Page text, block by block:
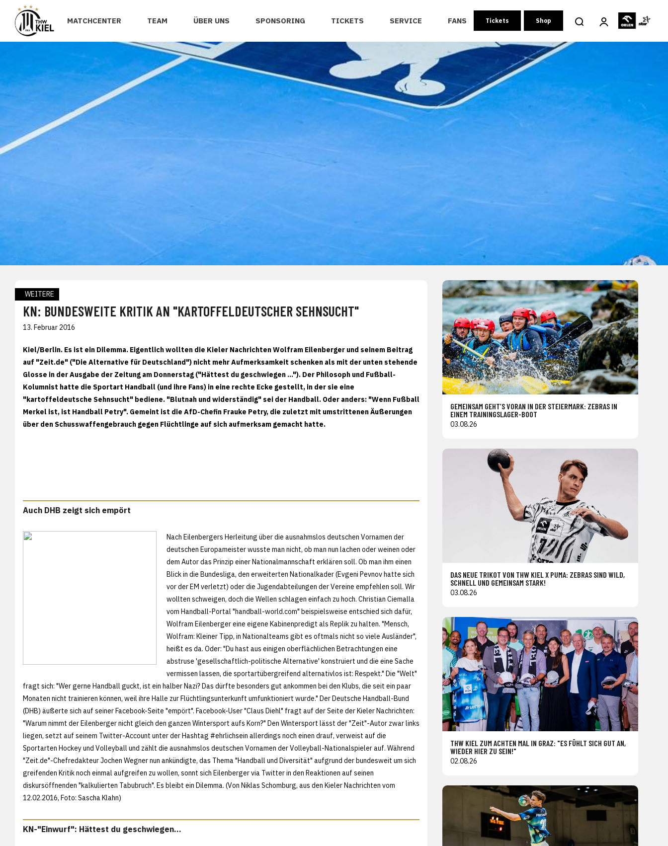
MATCHCENTER TEAM ÜBER UNS SPONSORING TICKETS SERVICE FANS Tickets Shop
WEITERE
KN: BUNDESWEITE KRITIK AN "KARTOFFELDEUTSCHER SEHNSUCHT"
13. Februar 2016
Kiel/Berlin. Es ist ein Dilemma. Eigentlich wollten die Kieler Nachrichten Wolfram Eilenberger und seinem Beitrag
auf "Zeit.de" ("Die Alternative für Deutschland") nicht mehr Aufmerksamkeit schenken als mit der unten stehende
Glosse in der Ausgabe der Zeitung am Donnerstag ("Hättest du geschwiegen ..."). Der Philosoph und Fußball-
Kolumnist hatte die Sportart Handball (und ihre Fans) in eine rechte Ecke gestellt, in der sie eine
"kartoffeldeutsche Sehnsucht" bediene. "Blutnah und widerständig" sei der Handball. Oder anders: "Wenn Fußball
Merkel ist, ist Handball Petry". Gemeint ist die AfD-Chefin Frauke Petry, die zuletzt mit umstrittenen Äußerungen
über den Schusswaffengebrauch gegen Flüchtlinge auf sich aufmerksam gemacht hatte.
Auch DHB zeigt sich empört
Nach Eilenbergers Herleitung über die ausnahmslos deutschen Vornamen der
deutschen Europameister wusste man nicht, ob man nun lachen oder weinen oder
dem Autor das Prinzip einer Nationalmannschaft erklären soll. Ob man ihm einen
Blick in die Bundesliga, den erweiterten Nationalkader (Evgeni Pevnov hatte sich
vor der EM verletzt) oder die Jugendabteilungen der Vereine empfehlen soll. Wir
wollten schweigen, doch die Wellen schlagen einfach zu hoch. Christian Ciemalla
vom Handball-Portal "handball-world.com" beispielsweise entschied sich dafür,
Wolfram Eilenberger eine eigene Kabinenpredigt als Replik zu halten. "Mensch,
Wolfram: Kleiner Tipp, in Nationalteams gibt es oftmals nicht so viele Ausländer",
heißt es da. Oder: "Du hast aus einigen oberflächlichen Betrachtungen eine
abstruse 'gesellschaftlich-politische Alternative' konstruiert und die eine Sache
vermissen lassen, die sportartübergreifend alternativlos ist: Respekt." Die "Welt"
fragt sich: "Wer gerne Handball guckt, ist ein halber Nazi? Das dürfte besonders gut ankommen bei den Klubs, die seit ein paar
Monaten nicht trainieren können, weil ihre Halle zur Flüchtlingsunterkunft umfunktioniert wurde." Der Deutsche Handball-Bund
(DHB) äußerte sich auf seiner Facebook-Seite "empört". Facebook-User "Claus Diehl" fragt auf der Seite der Kieler Nachrichten:
"Warum nimmt der Eilenberger nicht gleich den ganzen Wintersport aufs Korn?" Den Wintersport lässt der "Zeit"-Autor zwar links
liegen, setzt auf seinem Twitter-Account unter der Hashtag #ehrlichsein allerdings noch einen drauf, verweist auf die
Sportarten Hockey und Volleyball und zählt die ausnahmslos deutschen Vornamen der Volleyball-Nationalspieler auf. Während
"Zeit.de"-Chefredakteur Jochen Wegner nun ankündigte, das Thema "Handball und Diversität" aufgrund der bundesweit um sich
greifenden Kritik noch einmal aufgreifen zu wollen, sonnt sich Eilenberger via Twitter in den Reaktionen auf seinen
diskursöffnenden "kalkulierten Tabubruch". Es bleibt ein Dilemma. (Von Niklas Schomburg, aus den Kieler Nachrichten vom
12.02.2016, Foto: Sascha Klahn)
KN-"Einwurf": Hättest du geschwiegen...
GEMEINSAM GEHT’S VORAN IN DER STEIERMARK: ZEBRAS IN
EINEM TRAININGSLAGER-BOOT
03.08.26
DAS NEUE TRIKOT VON THW KIEL X PUMA: ZEBRAS SIND WILD,
SCHNELL UND GEMEINSAM STARK!
03.08.26
THW KIEL ZUM ACHTEN MAL IN GRAZ: "ES FÜHLT SICH GUT AN,
WIEDER HIER ZU SEIN!"
02.08.26